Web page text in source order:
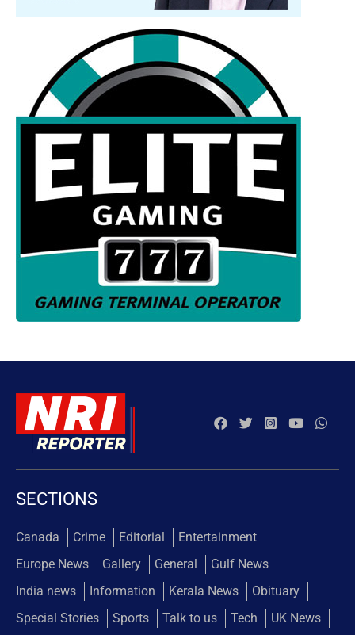
SECTIONS
Canada Crime Editorial
Entertainment
Europe News
Gallery General
Gulf News
India news
Information Kerala News
Obituary
Special Stories
Sports Talk to us Tech UK News